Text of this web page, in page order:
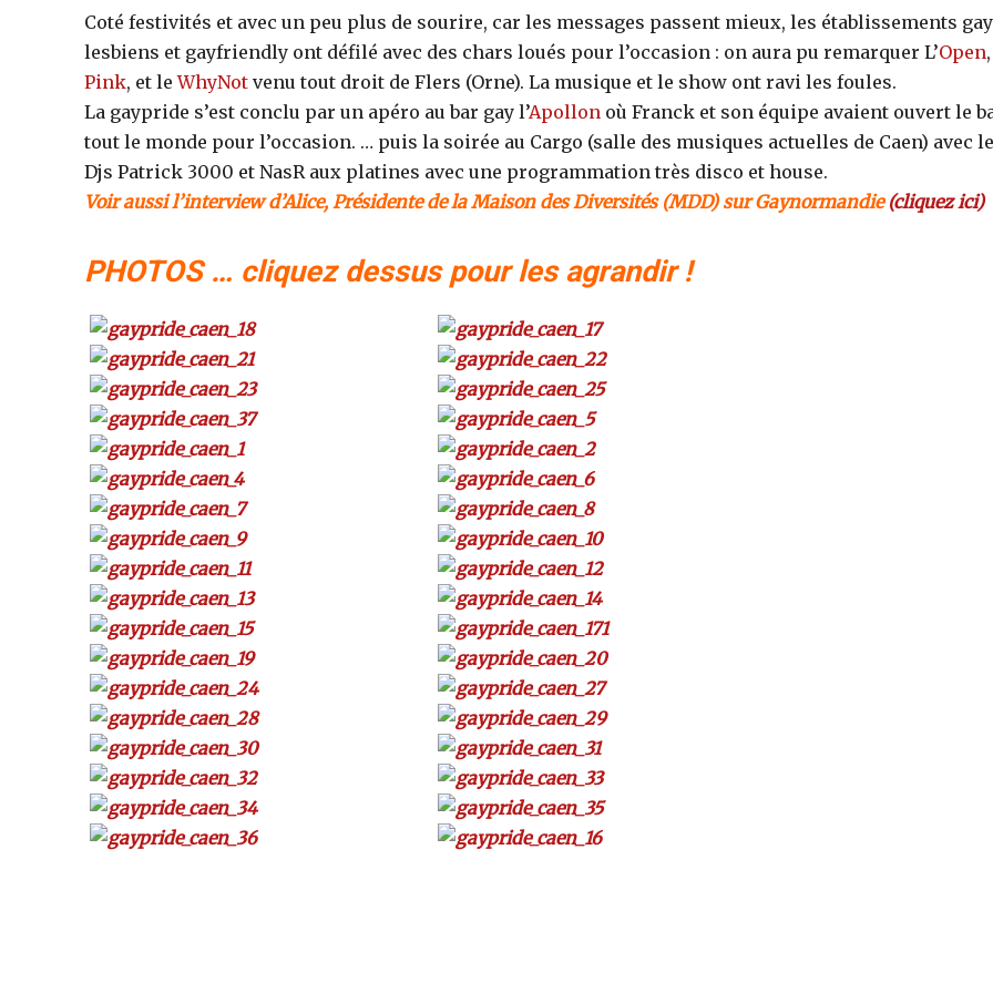
Coté festivités et avec un peu plus de sourire, car les messages passent mieux, les établissements
lesbiens et gayfriendly ont défilé avec des chars loués pour l’occasion : on aura pu remarquer L’Open,
Pink, et le WhyNot venu tout droit de Flers (Orne). La musique et le show ont ravi les foules.
La gaypride s’est conclu par un apéro au bar gay l’Apollon où Franck et son équipe avaient ouvert le
tout le monde pour l’occasion. … puis la soirée au Cargo (salle des musiques actuelles de Caen) avec
Djs Patrick 3000 et NasR aux platines avec une programmation très disco et house.
Voir aussi l’interview d’Alice, Présidente de la Maison des Diversités (MDD) sur Gaynormandie(cliquez ici)
PHOTOS … cliquez dessus pour les agrandir !